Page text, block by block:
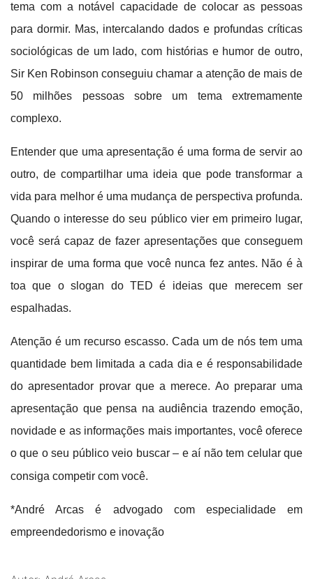
tema com a notável capacidade de colocar as pessoas
para dormir. Mas, intercalando dados e profundas críticas
sociológicas de um lado, com histórias e humor de outro,
Sir Ken Robinson conseguiu chamar a atenção de mais de
50 milhões pessoas sobre um tema extremamente
complexo.
Entender que uma apresentação é uma forma de servir ao
outro, de compartilhar uma ideia que pode transformar a
vida para melhor é uma mudança de perspectiva profunda.
Quando o interesse do seu público vier em primeiro lugar,
você será capaz de fazer apresentações que conseguem
inspirar de uma forma que você nunca fez antes. Não é à
toa que o slogan do TED é ideias que merecem ser
espalhadas.
Atenção é um recurso escasso. Cada um de nós tem uma
quantidade bem limitada a cada dia e é responsabilidade
do apresentador provar que a merece. Ao preparar uma
apresentação que pensa na audiência trazendo emoção,
novidade e as informações mais importantes, você oferece
o que o seu público veio buscar – e aí não tem celular que
consiga competir com você.
*André Arcas é advogado com especialidade em
empreendedorismo e inovação